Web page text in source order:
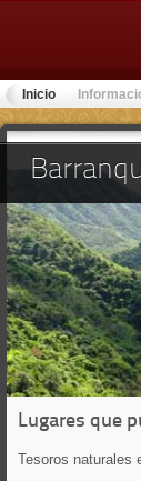
Inicio
Lugares que
Tesoros naturales